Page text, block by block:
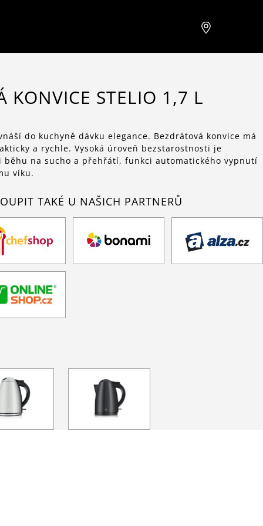
KONVICE STELIO 1,7 L
do kuchyně dávku elegance. Bezdrátová konvice má
a rychle. Vysoká úroveň bezstarostnosti je
běhu na sucho a přehřátí, funkci automatického vypnutí
víku.
TAKÉ U NAŠICH PARTNERŮ